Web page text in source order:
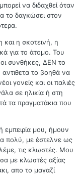
να διδαχθεί όταν
το δαγκώσει στον
και η σκοτεινή, η
για το άτομο. Του
οι συνθήκες, ΔΕΝ το
το βοηθά να
γονείς και οι παλιές
σε ηλικία ή στη
τα πραγματάκια που
εμπειρία μου, ήμουν
πολύ, με έστελνε ως
τις κλωστές. Μου
με κλωστές αξίας
απο το μαγαζί